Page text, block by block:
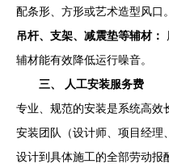
配条形、方形或艺术造型风口
吊杆、支架、减震垫等辅材：
辅材能有效降低运行噪音。
三、 人工安装服务费
专业、规范的安装是系统高效
安装团队（设计师、项目经理
设计到具体施工的全部劳动报